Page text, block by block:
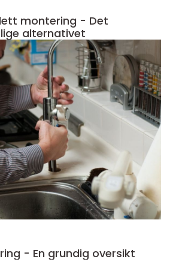
montering - Det
alternativet
- En grundig oversikt